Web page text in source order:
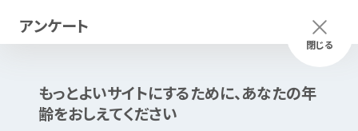
ふりがな つかいかた メニュー
閉じる
アンケート
もっとよいサイトにするために、あなたの年
齢をおしえてください
このページは公開情報をもとに
Mexで作成